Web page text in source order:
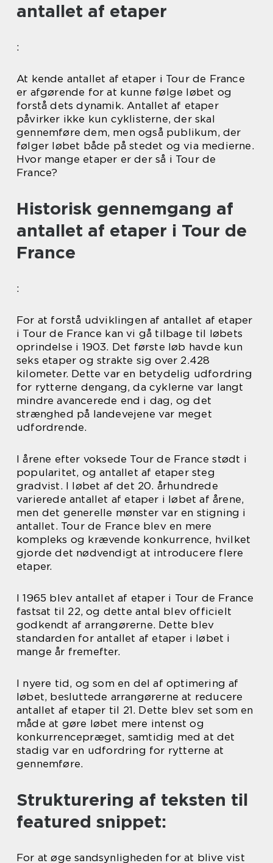
antallet af etaper
:
At kende antallet af etaper i Tour de France
er afgørende for at kunne følge løbet og
forstå dets dynamik. Antallet af etaper
påvirker ikke kun cyklisterne, der skal
gennemføre dem, men også publikum, der
følger løbet både på stedet og via medierne.
Hvor mange etaper er der så i Tour de
France?
Historisk gennemgang af
antallet af etaper i Tour de
France
:
For at forstå udviklingen af antallet af etaper
i Tour de France kan vi gå tilbage til løbets
oprindelse i 1903. Det første løb havde kun
seks etaper og strakte sig over 2.428
kilometer. Dette var en betydelig udfordring
for rytterne dengang, da cyklerne var langt
mindre avancerede end i dag, og det
strænghed på landevejene var meget
udfordrende.
I årene efter voksede Tour de France stødt i
popularitet, og antallet af etaper steg
gradvist. I løbet af det 20. århundrede
varierede antallet af etaper i løbet af årene,
men det generelle mønster var en stigning i
antallet. Tour de France blev en mere
kompleks og krævende konkurrence, hvilket
gjorde det nødvendigt at introducere flere
etaper.
I 1965 blev antallet af etaper i Tour de France
fastsat til 22, og dette antal blev officielt
godkendt af arrangørerne. Dette blev
standarden for antallet af etaper i løbet i
mange år fremefter.
I nyere tid, og som en del af optimering af
løbet, besluttede arrangørerne at reducere
antallet af etaper til 21. Dette blev set som en
måde at gøre løbet mere intenst og
konkurrencepræget, samtidig med at det
stadig var en udfordring for rytterne at
gennemføre.
Strukturering af teksten til
featured snippet:
For at øge sandsynligheden for at blive vist